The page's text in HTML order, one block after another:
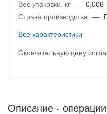
Вес упаковки. кг — 0.006
Страна производства
—
Все характеристики
Окончательную цену
Описание -